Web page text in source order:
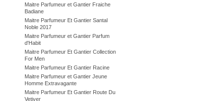
Maitre Parfumeur et Gantier Fraiche
Badiane
Maitre Parfumeur Et Gantier Santal
Noble 2017
Maitre Parfumeur et Gantier Parfum
d'Habit
Maitre Parfumeur Et Gantier Collection
For Men
Maitre Parfumeur Et Gantier Racine
Maitre Parfumeur et Gantier Jeune
Homme Extravagante
Maitre Parfumeur Et Gantier Route Du
Vetiver